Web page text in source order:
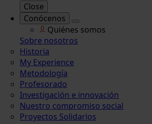
Close
Conócenos
Quiénes somos
Sobre nosotros
Historia
My Experience
Metodología
Profesorado
Investigación e innovación
Nuestro compromiso social
Proyectos Solidarios